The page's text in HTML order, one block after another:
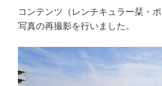
コンテンツ（レンチキュラー栞・ポ
写真の再撮影を行いました。